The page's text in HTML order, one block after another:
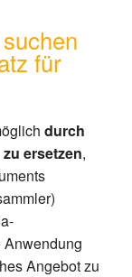
für
durch
ersetzen,
Anwendung
Angebot zu